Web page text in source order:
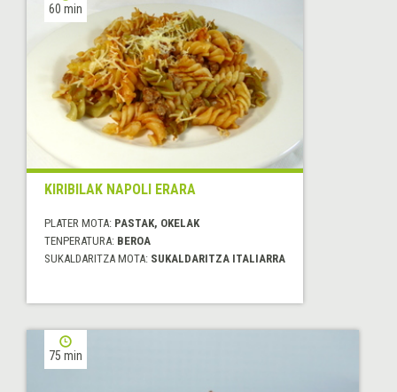
60 min
KIRIBILAK NAPOLI ERARA
PLATER MOTA: PASTAK, OKELAK
TENPERATURA: BEROA
SUKALDARITZA MOTA: SUKALDARITZA ITALIARRA
75 min